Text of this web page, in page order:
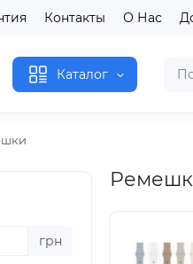
Контакты О Нас
Каталог
грн